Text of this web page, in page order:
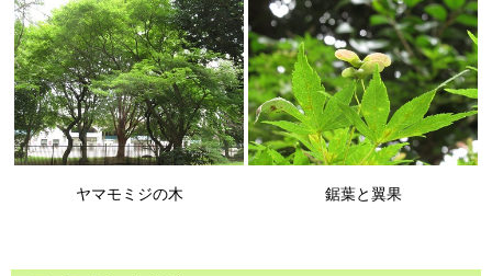
ヤマモミジの木 鋸葉と翼果